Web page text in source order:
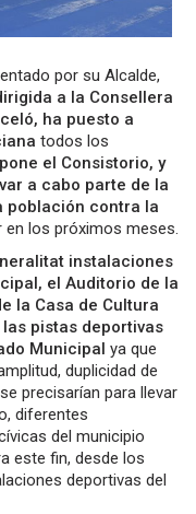
por su Alcalde,
a la Consellera
ha puesto a
todos los
el Consistorio, y
a cabo parte de la
población contra la
en los próximos meses.
instalaciones
el Auditorio de la
la Casa de Cultura
pistas deportivas
Municipal ya que
duplicidad de
precisarían para llevar
diferentes
del municipio
este fin, desde los
deportivas del